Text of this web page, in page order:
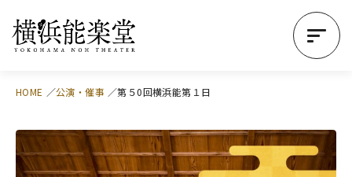
HOME 公演・催事 第５0回横浜能第１日